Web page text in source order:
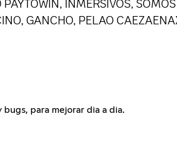
INMERSIVOS,
GANCHO, PELAO
para mejorar dia a dia.